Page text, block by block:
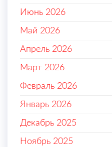
Июнь 2026
Май 2026
Апрель 2026
Март 2026
Февраль 2026
Январь 2026
Декабрь 2025
Ноябрь 2025